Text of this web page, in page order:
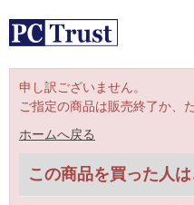
申し訳ございません。
ご指定の商品は販売終了か、
ホームへ戻る
この商品を買った人